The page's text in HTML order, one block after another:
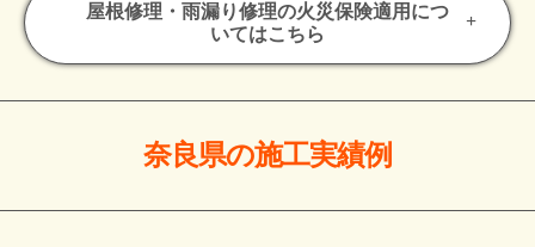
屋根修理・雨漏り修理の火災保険適用につ
いてはこちら
奈良県の施工実績例